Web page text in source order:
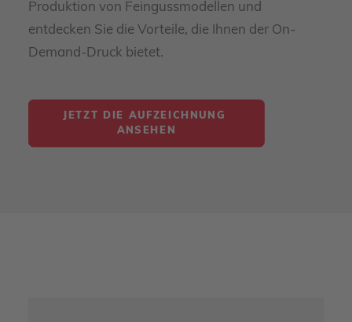
Produktion von Feingussmodellen und
entdecken Sie die Vorteile, die Ihnen der On-
Demand-Druck bietet.
JETZT DIE AUFZEICHNUNG
ANSEHEN